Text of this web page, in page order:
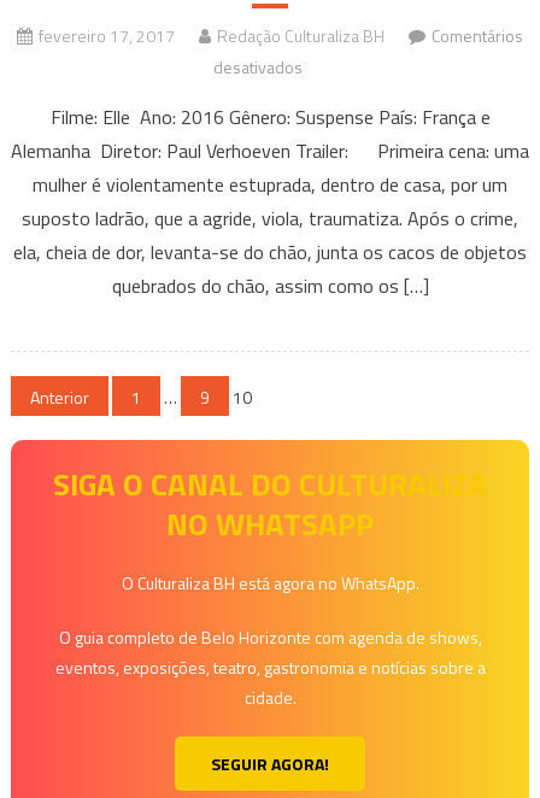
fevereiro 17, 2017 Redação Culturaliza BH
Comentários
desativados
Câmera,
Ação:
Quando
normalidade
é
Filme: Elle Ano: 2016 Gênero: Suspense País: França e
Alemanha Diretor: Paul Verhoeven Trailer: Primeira cena: uma
mulher é violentamente estuprada, dentro de casa, por um
suposto ladrão, que a agride, viola, traumatiza. Após o crime,
ela, cheia de dor, levanta-se do chão, junta os cacos de objetos
quebrados do chão, assim como os […]
Paginação
de
posts
Anterior 1 … 9 10
SIGA O CANAL DO CULTURALIZA
NO WHATSAPP
O Culturaliza BH está agora no WhatsApp.
O guia completo de Belo Horizonte com agenda de shows,
eventos, exposições, teatro, gastronomia e notícias sobre a
cidade.
SEGUIR AGORA!